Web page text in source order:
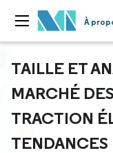
À
TAILLE ET
MARCHÉ
TRACTION